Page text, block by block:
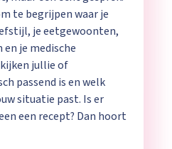
te begrijpen waar je
je eetgewoonten,
je medische
jullie of
passend is en welk
situatie past. Is er
een recept? Dan hoort